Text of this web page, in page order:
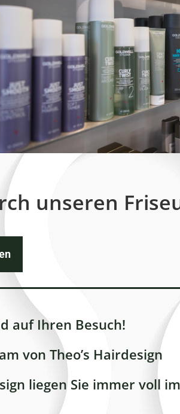
unseren
auf Ihren Besuch!
von Theo’s Hairdesign
liegen Sie immer voll